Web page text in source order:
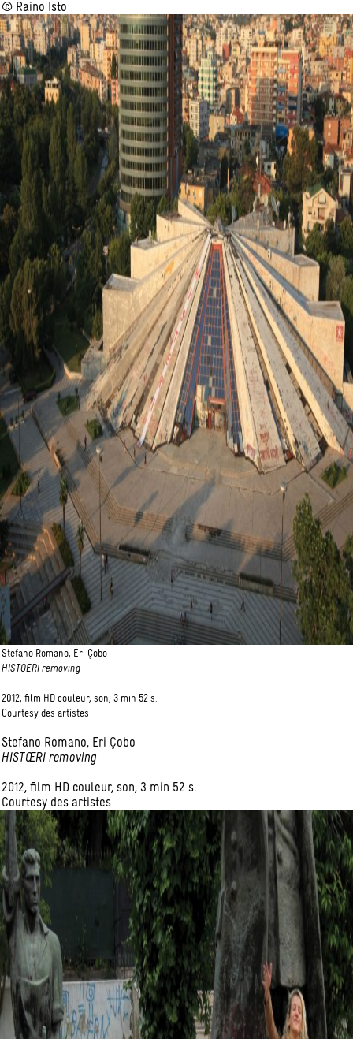
© Raino Isto
Stefano Romano, Eri Çobo
HISTOERI removing
2012, film HD couleur, son, 3 min 52 s.
Courtesy des artistes
Stefano Romano, Eri Çobo
HISTŒRI removing
2012, film HD couleur, son, 3 min 52 s.
Courtesy des artistes